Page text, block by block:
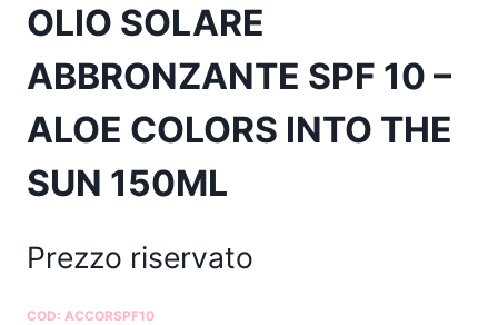
OLIO SOLARE
ABBRONZANTE SPF 10 –
ALOE COLORS INTO THE
SUN 150ML
Prezzo riservato
COD: ACCORSPF10